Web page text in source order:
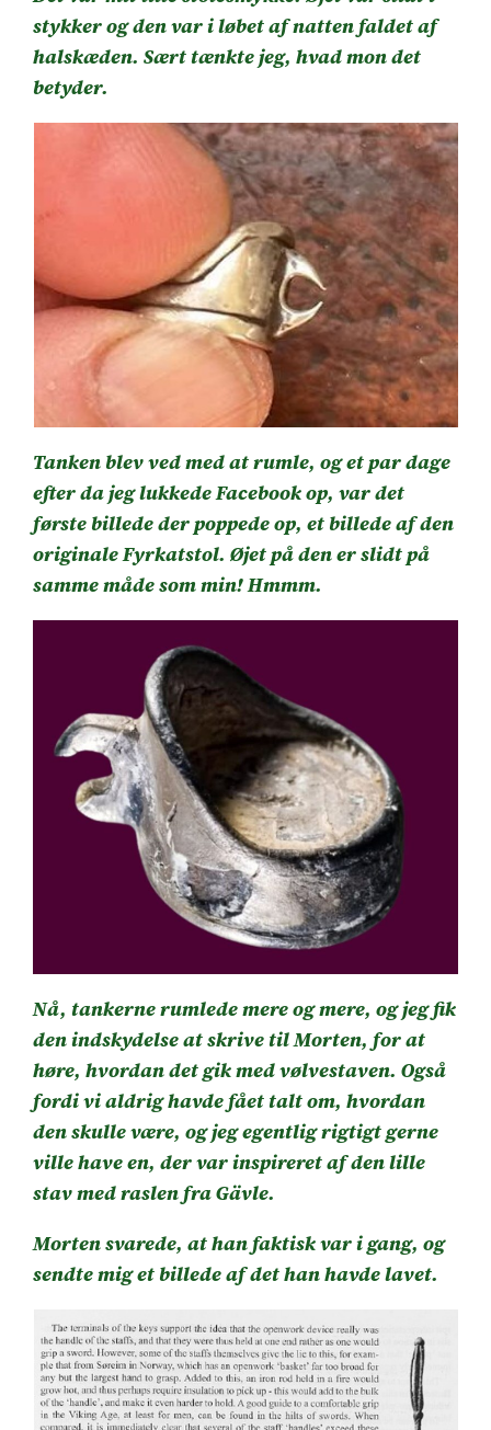
stykker og den var i løbet af natten faldet af
halskæden. Sært tænkte jeg, hvad mon det
betyder.
Tanken blev ved med at rumle, og et par dage
efter da jeg lukkede Facebook op, var det
første billede der poppede op, et billede af den
originale Fyrkatstol. Øjet på den er slidt på
samme måde som min! Hmmm.
Nå, tankerne rumlede mere og mere, og jeg fik
den indskydelse at skrive til Morten, for at
høre, hvordan det gik med vølvestaven. Også
fordi vi aldrig havde fået talt om, hvordan
den skulle være, og jeg egentlig rigtigt gerne
ville have en, der var inspireret af den lille
stav med raslen fra Gävle.
Morten svarede, at han faktisk var i gang, og
sendte mig et billede af det han havde lavet.